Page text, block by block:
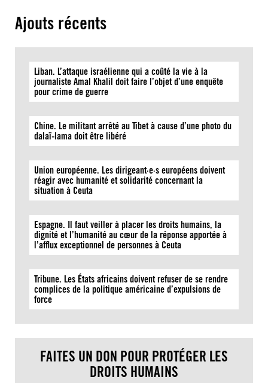
Ajouts récents
Liban. L’attaque israélienne qui a coûté la vie à la
journaliste Amal Khalil doit faire l’objet d’une enquête
pour crime de guerre
Chine. Le militant arrêté au Tibet à cause d’une photo du
dalaï-lama doit être libéré
Union européenne. Les dirigeant·e·s européens doivent
réagir avec humanité et solidarité concernant la
situation à Ceuta
Espagne. Il faut veiller à placer les droits humains, la
dignité et l’humanité au cœur de la réponse apportée à
l’afflux exceptionnel de personnes à Ceuta
Tribune. Les États africains doivent refuser de se rendre
complices de la politique américaine d’expulsions de
force
FAITES UN DON POUR PROTÉGER LES
DROITS HUMAINS